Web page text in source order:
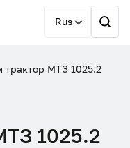
Rus
трактор МТЗ 1025.2
1025.2